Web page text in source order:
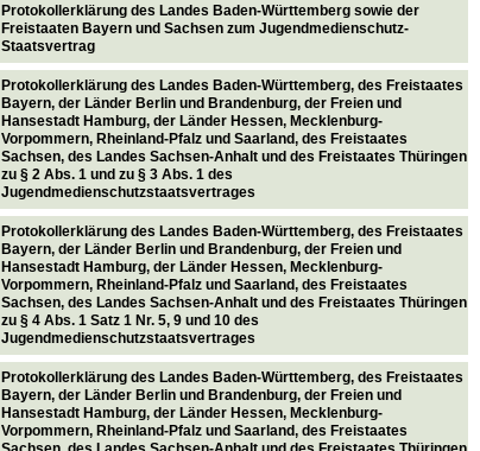
Protokollerklärung des Landes Baden-Württemberg sowie der
Freistaaten Bayern und Sachsen zum Jugendmedienschutz-
Staatsvertrag
Protokollerklärung des Landes Baden-Württemberg, des Freistaates
Bayern, der Länder Berlin und Brandenburg, der Freien und
Hansestadt Hamburg, der Länder Hessen, Mecklenburg-
Vorpommern, Rheinland-Pfalz und Saarland, des Freistaates
Sachsen, des Landes Sachsen-Anhalt und des Freistaates Thüringen
zu § 2 Abs. 1 und zu § 3 Abs. 1 des
Jugendmedienschutzstaatsvertrages
Protokollerklärung des Landes Baden-Württemberg, des Freistaates
Bayern, der Länder Berlin und Brandenburg, der Freien und
Hansestadt Hamburg, der Länder Hessen, Mecklenburg-
Vorpommern, Rheinland-Pfalz und Saarland, des Freistaates
Sachsen, des Landes Sachsen-Anhalt und des Freistaates Thüringen
zu § 4 Abs. 1 Satz 1 Nr. 5, 9 und 10 des
Jugendmedienschutzstaatsvertrages
Protokollerklärung des Landes Baden-Württemberg, des Freistaates
Bayern, der Länder Berlin und Brandenburg, der Freien und
Hansestadt Hamburg, der Länder Hessen, Mecklenburg-
Vorpommern, Rheinland-Pfalz und Saarland, des Freistaates